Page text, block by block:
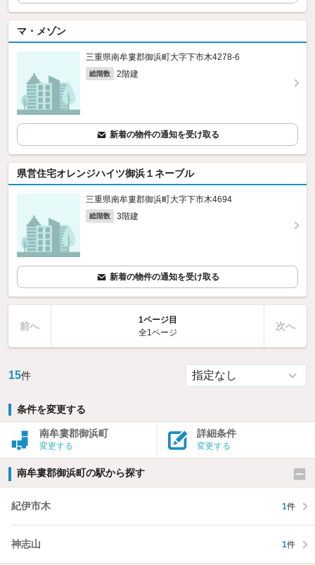
マ・メゾン
三重県南牟婁郡御浜町大字下市木4278‐6
総階数 2階建
新着の物件の通知を受け取る
県営住宅オレンジハイツ御浜１ネーブル
三重県南牟婁郡御浜町大字下市木4694
総階数 3階建
新着の物件の通知を受け取る
前へ
1ページ目
全1ページ
次へ
15件
条件を変更する
南牟婁郡御浜町
変更する
詳細条件
変更する
南牟婁郡御浜町の駅から探す
紀伊市木 1件
神志山 1件